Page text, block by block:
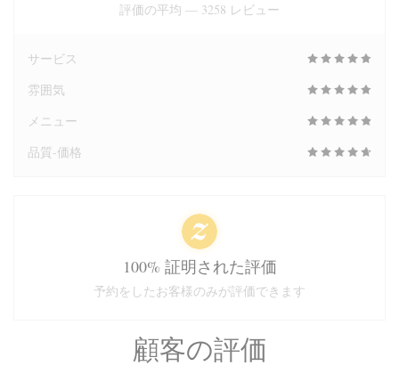
顧客の評価
評価の平均 — 3258 レビュー
サービス
雰囲気
メニュー
品質-価格
100% 証明された評価
予約をしたお客様のみが評価できます